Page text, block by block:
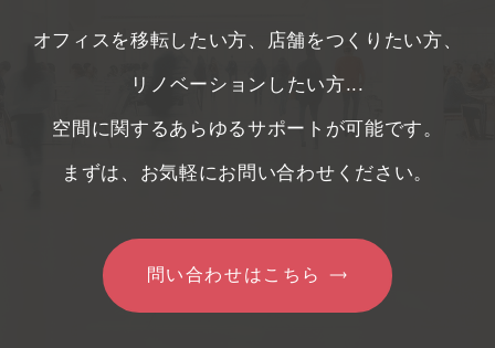
オフィスを移転したい方、店舗をつくりたい方、
リノベーションしたい方...
空間に関するあらゆるサポートが可能です。
まずは、お気軽にお問い合わせください。
問い合わせはこちら